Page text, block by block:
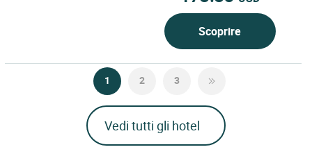
Scoprire
1 2 3
Vedi tutti gli hotel